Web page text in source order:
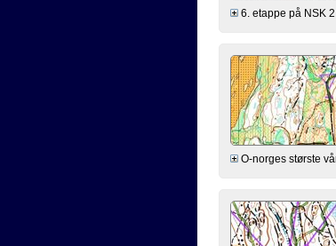
6. etappe på NSK
O-norges største